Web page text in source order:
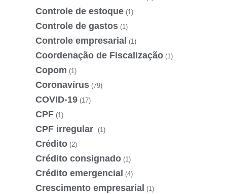
Controle de estoque (1)
Controle de gastos (1)
Controle empresarial (1)
Coordenação de Fiscalização (1)
Copom (1)
Coronavírus (79)
COVID-19 (17)
CPF (1)
CPF irregular (1)
Crédito (2)
Crédito consignado (1)
Crédito emergencial (4)
Crescimento empresarial (1)